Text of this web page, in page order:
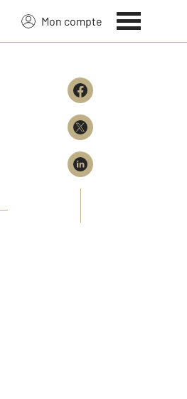
Mon compte